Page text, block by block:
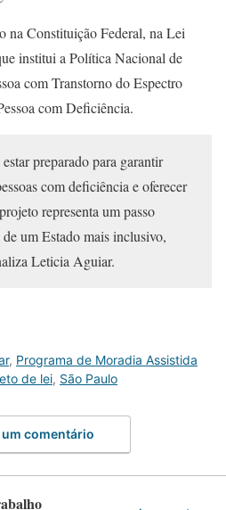
na Constituição Federal, na Lei
institui a Política Nacional de
com Transtorno do Espectro
com Deficiência.
preparado para garantir
com deficiência e oferecer
representa um passo
um Estado mais inclusivo,
Leticia Aguiar.
, Programa de Moradia Assistida
de lei, São Paulo
um comentário